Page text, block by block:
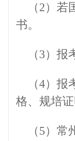
（2）
书。
（3）
（4）
格、规培
（5）